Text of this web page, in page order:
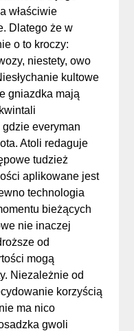
właściwie
Dlatego że w
o to kroczy:
niestety, owo
kultowe
gniazdka mają
everyman
Atoli redaguje
tudzież
aplikowane jest
technologia
bieżących
nie inaczej
od
mogą
Niezależnie od
korzyścią
ma nico
gwoli